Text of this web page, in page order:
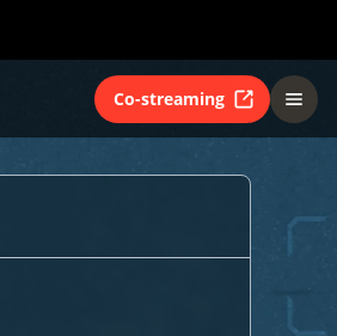
Co-streaming